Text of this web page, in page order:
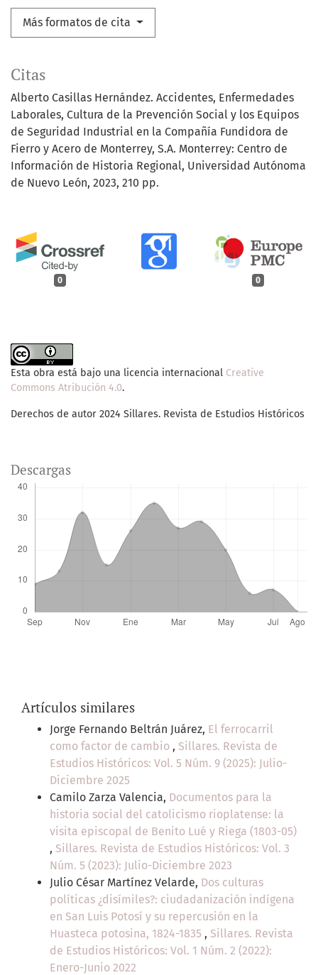
Más formatos de cita
0 0
Citas
Alberto Casillas Hernández. Accidentes, Enfermedades
Laborales, Cultura de la Prevención Social y los Equipos
de Seguridad Industrial en la Compañía Fundidora de
Fierro y Acero de Monterrey, S.A. Monterrey: Centro de
Información de Historia Regional, Universidad Autónoma
de Nuevo León, 2023, 210 pp.
Esta obra está bajo una licencia internacional Creative
Commons Atribución 4.0.
Derechos de autor 2024 Sillares. Revista de Estudios Históricos
Descargas
Artículos similares
Jorge Fernando Beltrán Juárez, El ferrocarril
como factor de cambio , Sillares. Revista de
Estudios Históricos: Vol. 5 Núm. 9 (2025): Julio-
Diciembre 2025
Camilo Zarza Valencia, Documentos para la
historia social del catolicismo rioplatense: la
visita episcopal de Benito Lué y Riega (1803-05)
, Sillares. Revista de Estudios Históricos: Vol. 3
Núm. 5 (2023): Julio-Diciembre 2023
Julio César Martínez Velarde, Dos culturas
políticas ¿disímiles?: ciudadanización indígena
en San Luis Potosí y su repercusión en la
Huasteca potosina, 1824-1835 , Sillares. Revista
de Estudios Históricos: Vol. 1 Núm. 2 (2022):
Enero-Junio 2022